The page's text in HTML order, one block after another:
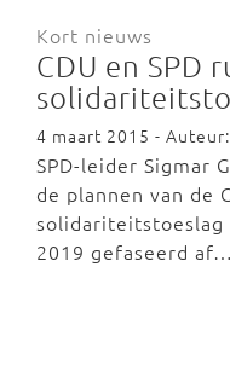
Kort nieuws
CDU en SPD
4 maart 2015 -
SPD-leider Sigmar
de plannen van de
solidariteitstoeslag
2019 gefaseerd af…